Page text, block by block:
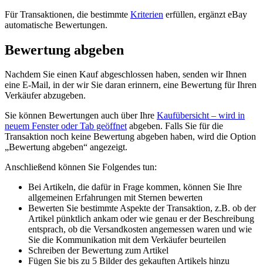
Für Transaktionen, die bestimmte Kriterien erfüllen, ergänzt eBay
automatische Bewertungen.
Bewertung abgeben
Nachdem Sie einen Kauf abgeschlossen haben, senden wir Ihnen
eine E-Mail, in der wir Sie daran erinnern, eine Bewertung für Ihren
Verkäufer abzugeben.
Sie können Bewertungen auch über Ihre Kaufübersicht– wird in
neuem Fenster oder Tab geöffnetabgeben. Falls Sie für die
Transaktion noch keine Bewertung abgeben haben, wird die Option
„Bewertung abgeben“ angezeigt.
Anschließend können Sie Folgendes tun:
Bei Artikeln, die dafür in Frage kommen, können Sie Ihre
allgemeinen Erfahrungen mit Sternen bewerten
Bewerten Sie bestimmte Aspekte der Transaktion, z.B. ob der
Artikel pünktlich ankam oder wie genau er der Beschreibung
entsprach, ob die Versandkosten angemessen waren und wie
Sie die Kommunikation mit dem Verkäufer beurteilen
Schreiben der Bewertung zum Artikel
Fügen Sie bis zu 5 Bilder des gekauften Artikels hinzu